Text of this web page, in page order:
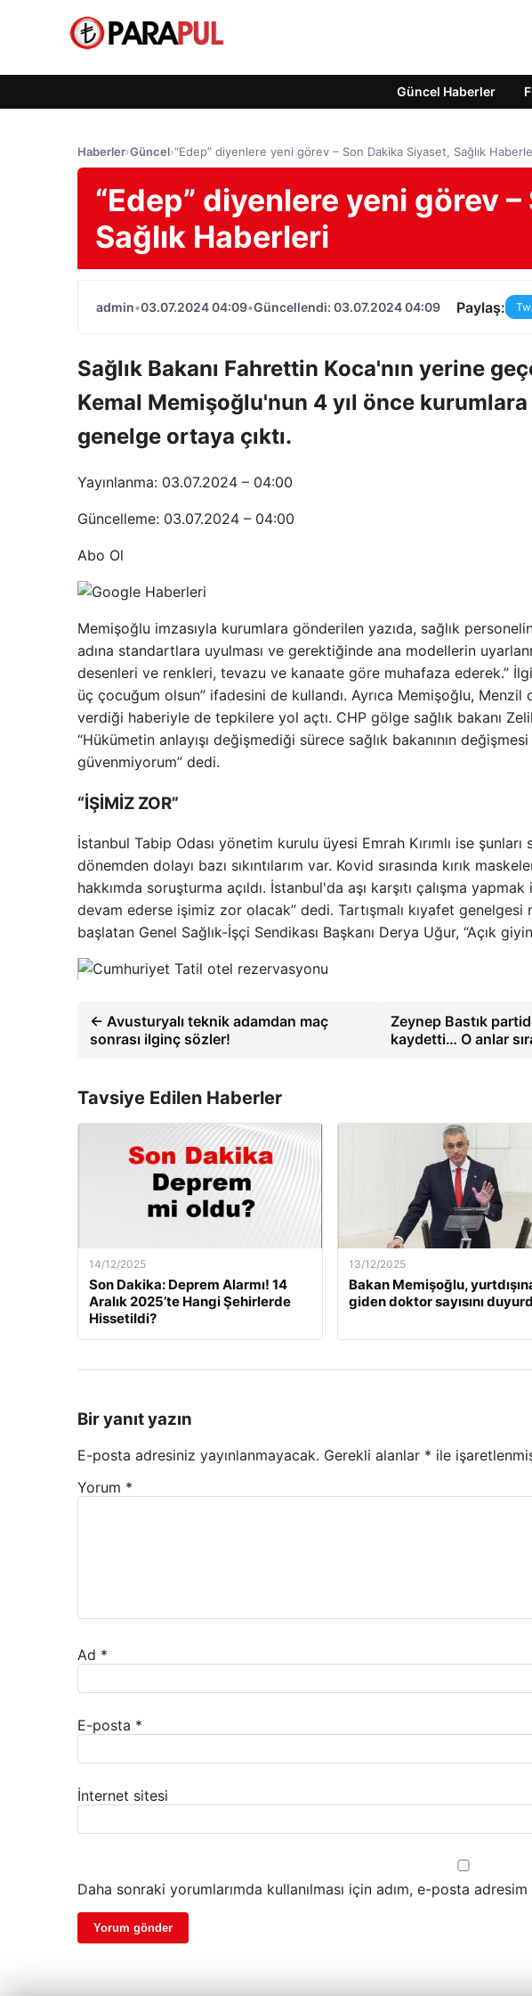
Güncel Haberler
Haberler›Güncel›“Edep” diyenlere yeni görev – Son Dakika Siyaset, Sağlık
“Edep” diyenlere yeni görev
Sağlık Haberleri
admin•03.07.2024 04:09•Güncellendi: 03.07.2024 04:09 Paylaş:
Sağlık Bakanı Fahrettin Koca'nın yerine
Kemal Memişoğlu'nun 4 yıl önce kurumlara
genelge ortaya çıktı.
Yayınlanma: 03.07.2024 – 04:00
Güncelleme: 03.07.2024 – 04:00
Abo Ol
Memişoğlu imzasıyla kurumlara gönderilen yazıda, sağlık
adına standartlara uyulması ve gerektiğinde ana modellerin
desenleri ve renkleri, tevazu ve kanaate göre muhafaza ederek.”
üç çocuğum olsun” ifadesini de kullandı. Ayrıca Memişoğlu, Menzil
verdiği haberiyle de tepkilere yol açtı. CHP gölge sağlık bakanı
“Hükümetin anlayışı değişmediği sürece sağlık bakanının
güvenmiyorum” dedi.
“İŞİMİZ ZOR”
İstanbul Tabip Odası yönetim kurulu üyesi Emrah Kırımlı ise
dönemden dolayı bazı sıkıntılarım var. Kovid sırasında kırık
hakkımda soruşturma açıldı. İstanbul'da aşı karşıtı çalışma
devam ederse işimiz zor olacak” dedi. Tartışmalı kıyafet
başlatan Genel Sağlık-İşçi Sendikası Başkanı Derya Uğur, “Açık
← Avusturyalı teknik adamdan maç
sonrası ilginç sözler!
Zeynep Bastık
kaydetti… O anlar
Tavsiye Edilen Haberler
14/12/2025
Son Dakika: Deprem Alarmı! 14
Aralık 2025’te Hangi Şehirlerde
Hissetildi?
13/12/2025
Bakan Memişoğlu,
giden doktor sayısını
Bir yanıt yazın
E-posta adresiniz yayınlanmayacak. Gerekli alanlar * ile
Yorum *
Ad *
E-posta *
İnternet sitesi
Daha sonraki yorumlarımda kullanılması için adım, e-posta